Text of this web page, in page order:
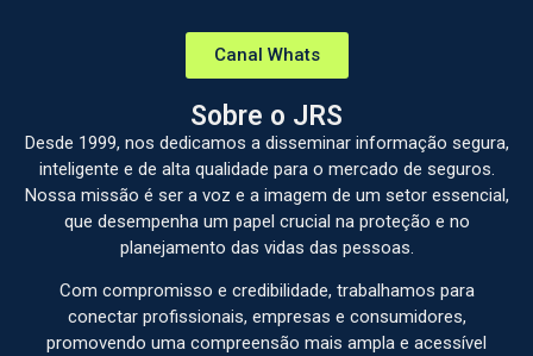
Canal Whats
Sobre o JRS
Desde 1999, nos dedicamos a disseminar informação segura,
inteligente e de alta qualidade para o mercado de seguros.
Nossa missão é ser a voz e a imagem de um setor essencial,
que desempenha um papel crucial na proteção e no
planejamento das vidas das pessoas.
Com compromisso e credibilidade, trabalhamos para
conectar profissionais, empresas e consumidores,
promovendo uma compreensão mais ampla e acessível